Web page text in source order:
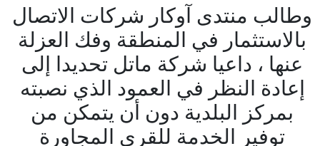
وطالب منتدى آوكار شركات الاتصال
بالاستثمار في المنطقة وفك العزلة
عنها ، داعيا شركة ماتل تحديدا إلى
إعادة النظر في العمود الذي نصبته
بمركز البلدية دون أن يتمكن من
توفير الخدمة للقرى المجاورة